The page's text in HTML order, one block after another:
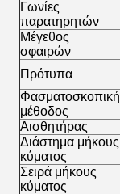
Γωνίες
παρατηρητών
Μέγεθος
σφαιρών
Πρότυπα
Φασματοσκοπική
μέθοδος
Αισθητήρας
Διάστημα μήκους
κύματος
Σειρά μήκους
κύματος